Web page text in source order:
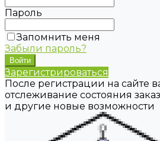
Пароль
Запомнить меня
Забыли пароль?
Зарегистрироваться
После регистрации на сайте
отслеживание состояния
и другие новые возможности